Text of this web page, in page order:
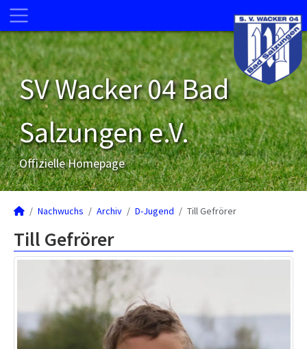
SV Wacker 04 Bad
Salzungen e.V.
Offizielle Homepage
Nachwuchs Archiv D-Jugend Till Gefrörer
Till Gefrörer